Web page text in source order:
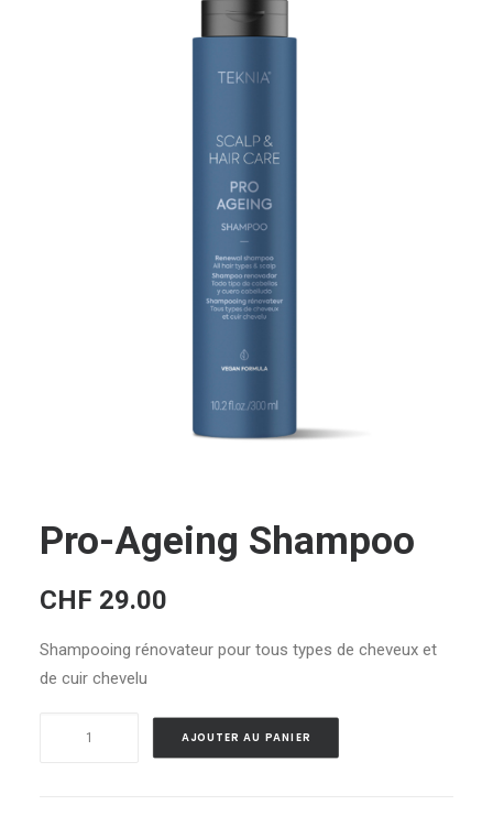
Pro-Ageing Shampoo
CHF 29.00
Shampooing rénovateur pour tous types de cheveux et
de cuir chevelu
AJOUTER AU PANIER